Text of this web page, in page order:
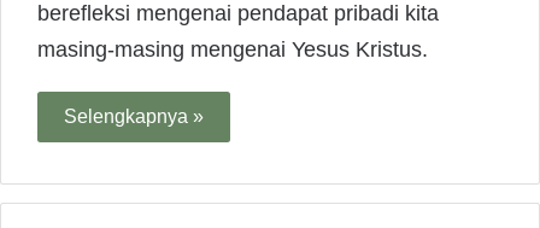
berefleksi mengenai pendapat pribadi kita
masing-masing mengenai Yesus Kristus.
Selengkapnya »